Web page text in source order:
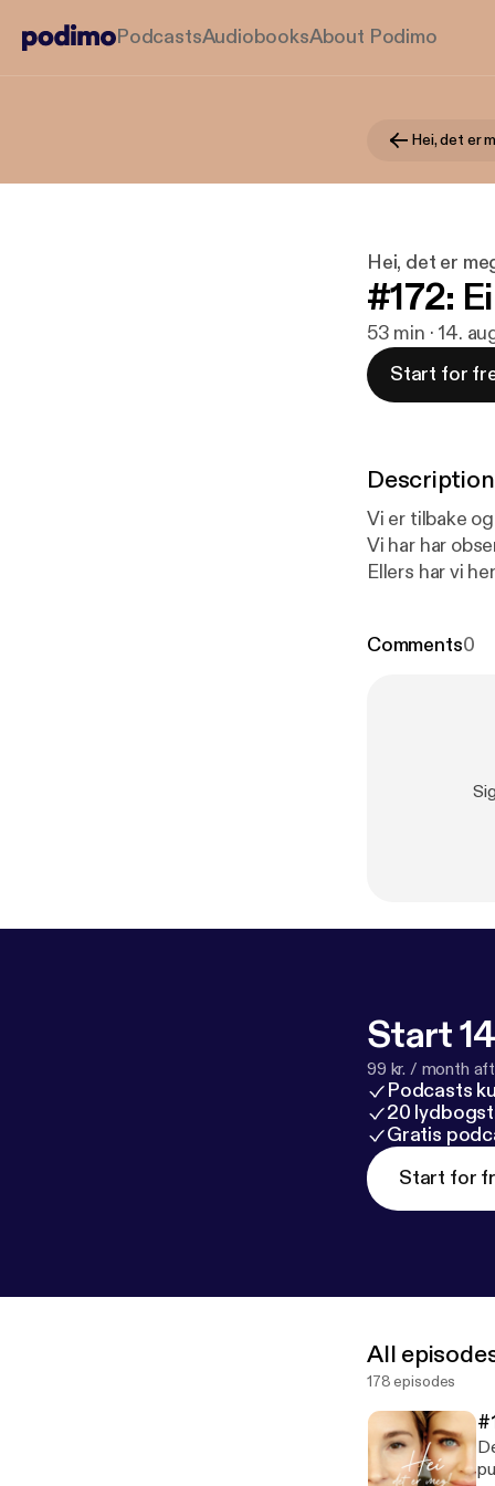
PodcastsAudiobooksAbout Podimo
Hei, det er
Hei, det er
#172:
53 min · 14.
Start for
Description
Vi er tilbake
Vi har har
Ellers har vi
Comments0
Start
99 kr. / month
Podcasts
20
Gratis
Start for
All
178 episodes